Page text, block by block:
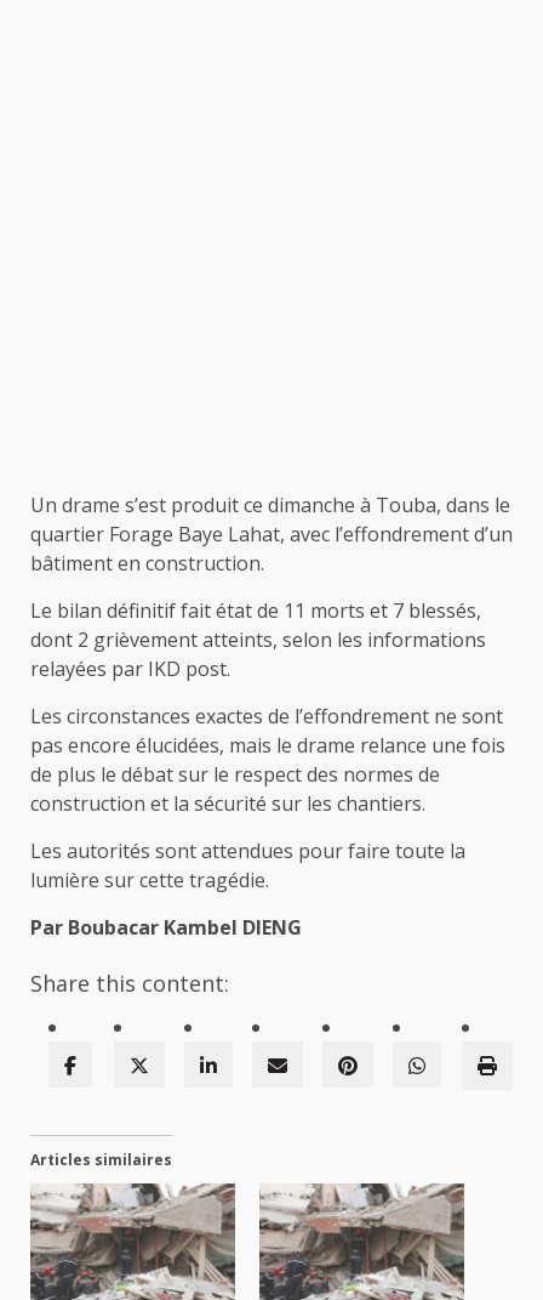
Un drame s’est produit ce dimanche à Touba, dans le
quartier Forage Baye Lahat, avec l’effondrement d’un
bâtiment en construction.
Le bilan définitif fait état de 11 morts et 7 blessés,
dont 2 grièvement atteints, selon les informations
relayées par IKD post.
Les circonstances exactes de l’effondrement ne sont
pas encore élucidées, mais le drame relance une fois
de plus le débat sur le respect des normes de
construction et la sécurité sur les chantiers.
Les autorités sont attendues pour faire toute la
lumière sur cette tragédie.
Par Boubacar Kambel DIENG
Share this content:
Articles similaires